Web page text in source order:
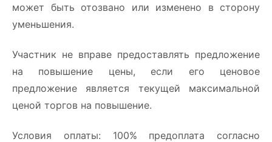
может быть отозвано или изменено в сторону
уменьшения.
Участник не вправе предоставлять предложение
на повышение цены, если его ценовое
предложение является текущей максимальной
ценой торгов на повышение.
Условия оплаты: 100% предоплата согласно